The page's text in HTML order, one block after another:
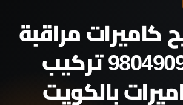
الدخول
كاميرات مراقبة
الكويت 98049095 تركيب
بالكويت